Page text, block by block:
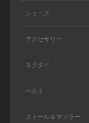
シューズ
アクセサリー
ネクタイ
ベルト
ストール＆マフラー